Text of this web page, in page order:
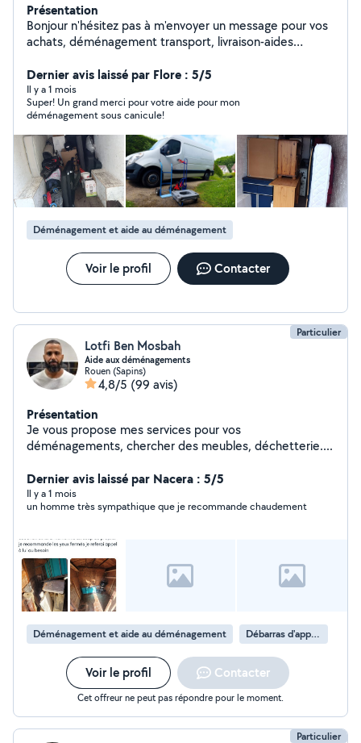
Présentation
Bonjour n'hésitez pas à m'envoyer un message pour vos
achats, déménagement transport, livraison-aides
Dernier avis laissé par Flore : 5/5
Il y a 1 mois
Super! Un grand merci pour votre aide pour mon
déménagement sous canicule!
Déménagement et aide au déménagement
Voir le profil Contacter
Particulier
Lotfi Ben Mosbah
Aide aux déménagements
Rouen (Sapins)
4,8/5 (99 avis)
Présentation
Je vous propose mes services pour vos
déménagements, chercher des meubles, déchetterie....
Dernier avis laissé par Nacera : 5/5
Il y a 1 mois
un homme très sympathique que je recommande chaudement
Déménagement et aide au déménagement Débarras d'appartement
Voir le profil Contacter
Cet offreur ne peut pas répondre pour le moment.
Particulier